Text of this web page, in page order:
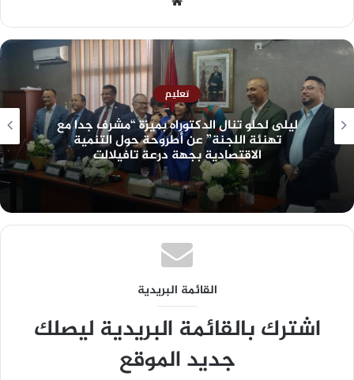
تعليم
ليلى لحلو تنال الدكتوراه بميزة “مشرف جدا مع
تهنئة اللجنة” عن أطروحة حول التنمية
الاقتصادية بجهة درعة تافيلالت
القائمة البريدية
اشترك بالقائمة البريدية ليصلك
جديد الموقع